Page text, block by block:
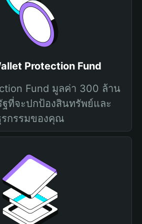
Protection Fund
Fund มูลค่า 300 ล้าน
ที่จะปกป้องสินทรัพย์และ
รกรรมของคุณ